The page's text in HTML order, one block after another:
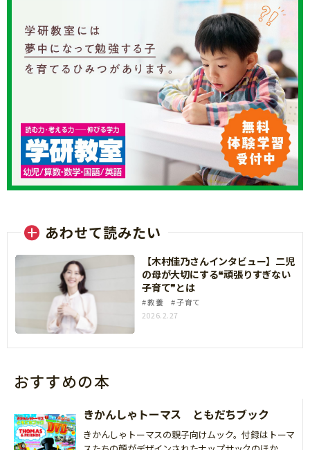
あわせて読みたい
【木村佳乃さんインタビュー】二児
の母が大切にする❝頑張りすぎない
子育て❞とは
教養
子育て
2026.2.27
おすすめの本
きかんしゃトーマス ともだちブック
きかんしゃトーマスの親子向けムック。付録はトーマ